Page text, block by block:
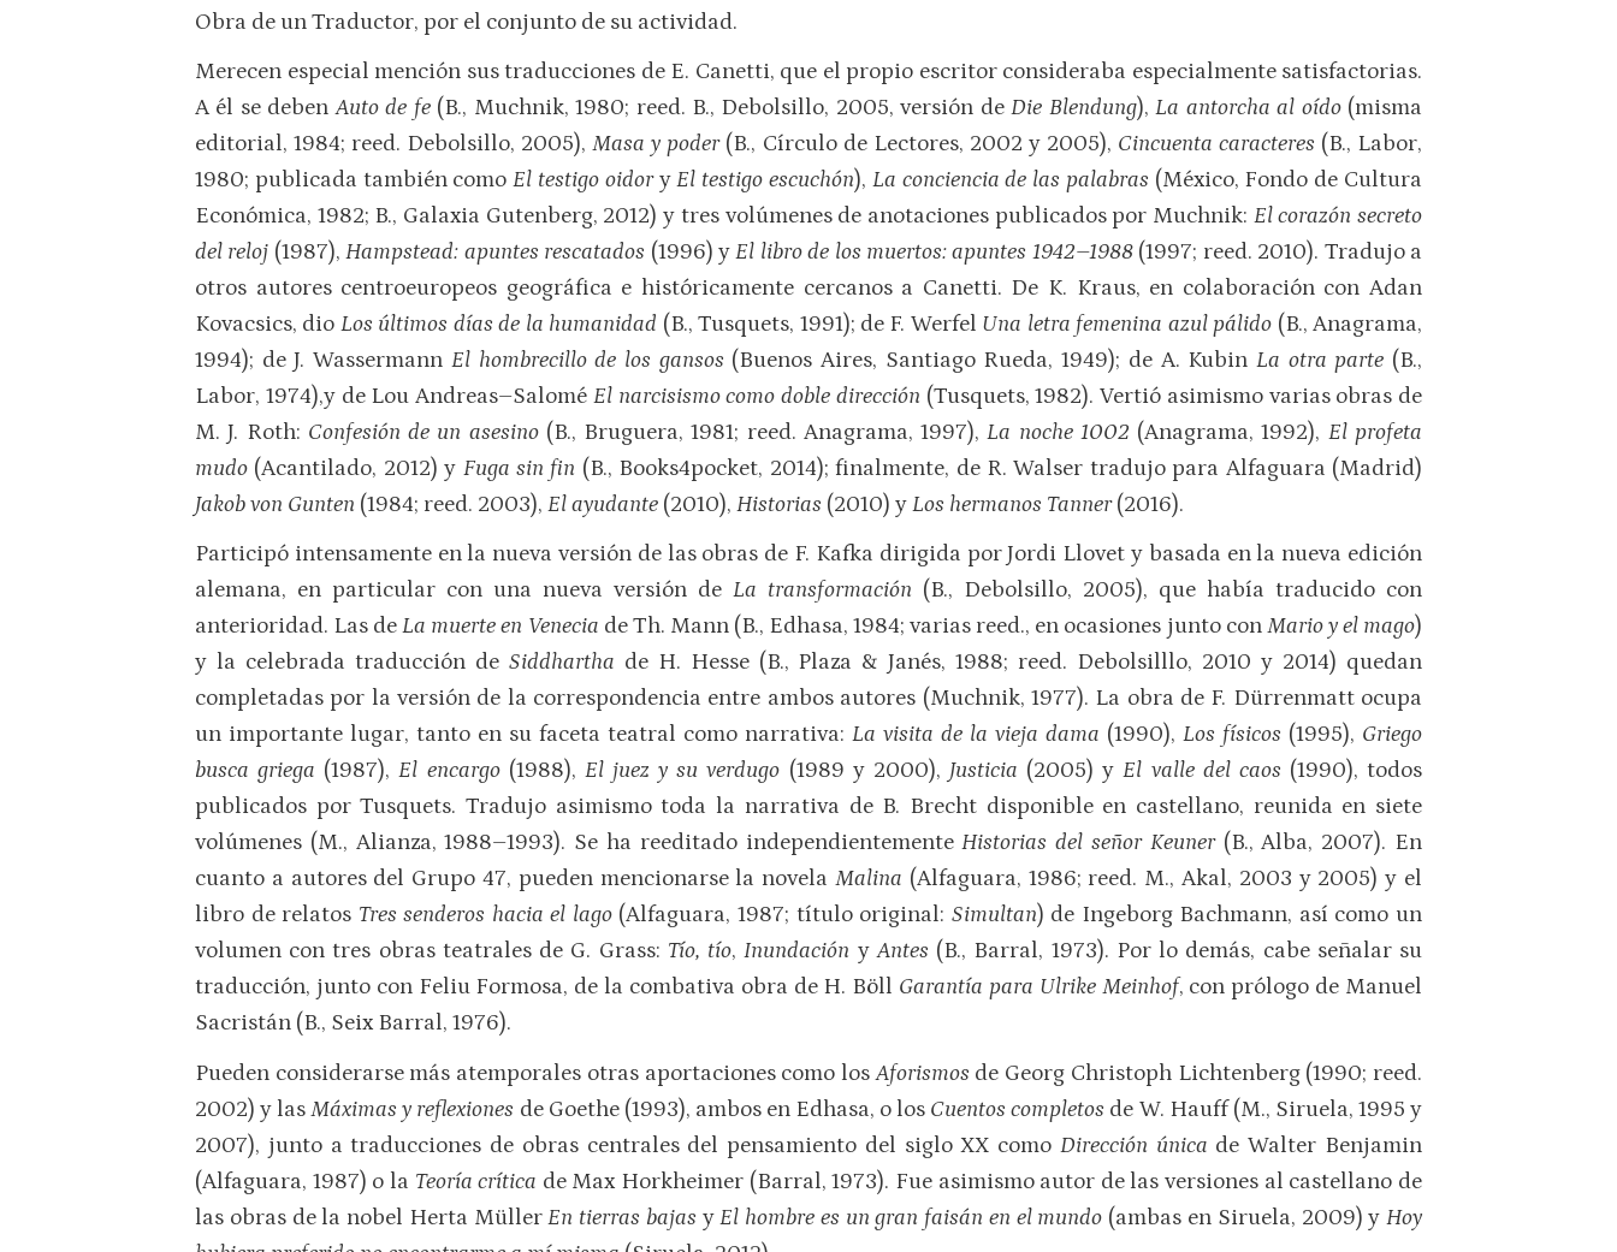
Obra de un Traductor, por el conjunto de su actividad.
Merecen especial mención sus traducciones de E. Canetti, que el propio escritor consideraba especialmente satisfactorias.
A él se debenAuto de fe (B., Muchnik, 1980; reed. B., Debolsillo, 2005, versión deDie Blendung),La antorcha al oído (misma
editorial, 1984; reed. Debolsillo, 2005),Masa y poder (B., Círculo de Lectores, 2002 y 2005), Cincuenta caracteres (B., Labor,
1980; publicada también comoEl testigo oidoryEl testigo escuchón), La conciencia de las palabras (México, Fondo de Cultura
Económica, 1982; B., Galaxia Gutenberg, 2012) y tres volúmenes de anotaciones publicados por Muchnik: El corazón secreto
del reloj (1987),Hampstead: apuntes rescatados (1996) yEl libro de los muertos: apuntes 1942–1988 (1997; reed. 2010). Tradujo a
otros autores centroeuropeos geográfica e históricamente cercanos a Canetti. De K. Kraus, en colaboración con Adan
Kovacsics, dio Los últimos días de la humanidad (B., Tusquets, 1991); de F. Werfel Una letra femenina azul pálido (B., Anagrama,
1994); de J. Wassermann El hombrecillo de los gansos (Buenos Aires, Santiago Rueda, 1949); de A. Kubin La otra parte (B.,
Labor, 1974),y de Lou Andreas–Salomé El narcisismo como doble dirección (Tusquets, 1982). Vertió asimismo varias obras de
M. J. Roth: Confesión de un asesino(B., Bruguera, 1981; reed. Anagrama, 1997),La noche 1002 (Anagrama, 1992), El profeta
mudo (Acantilado, 2012) y Fuga sin fin (B., Books4pocket, 2014); finalmente, de R. Walser tradujo para Alfaguara (Madrid)
Jakob von Gunten (1984; reed. 2003), El ayudante (2010), Historias (2010) yLos hermanos Tanner(2016).
Participó intensamente en la nueva versión de las obras de F. Kafka dirigida por Jordi Llovet y basada en la nueva edición
alemana, en particular con una nueva versión de La transformación (B., Debolsillo, 2005), que había traducido con
anterioridad. Las deLa muerte en Venecia de Th. Mann (B., Edhasa, 1984; varias reed., en ocasiones junto conMario y el mago)
y la celebrada traducción de Siddhartha de H. Hesse (B., Plaza & Janés, 1988; reed. Debolsilllo, 2010 y 2014) quedan
completadas por la versión de la correspondencia entre ambos autores (Muchnik, 1977). La obra de F. Dürrenmatt ocupa
un importante lugar, tanto en su faceta teatral como narrativa: La visita de la vieja dama (1990), Los físicos (1995), Griego
busca griega (1987),El encargo (1988), El juez y su verdugo (1989 y 2000), Justicia (2005) yEl valle del caos (1990), todos
publicados por Tusquets. Tradujo asimismo toda la narrativa de B. Brecht disponible en castellano, reunida en siete
volúmenes (M., Alianza, 1988–1993). Se ha reeditado independientementeHistorias del señor Keuner(B., Alba, 2007). En
cuanto a autores del Grupo 47, pueden mencionarse la novela Malina (Alfaguara, 1986; reed. M., Akal, 2003 y 2005) y el
libro de relatos Tres senderos hacia el lago (Alfaguara, 1987; título original: Simultan) de Ingeborg Bachmann, así como un
volumen con tres obras teatrales de G. Grass: Tío, tío,Inundación yAntes (B., Barral, 1973). Por lo demás, cabe señalar su
traducción, junto con Feliu Formosa, de la combativa obra de H. Böll Garantía para Ulrike Meinhof, con prólogo de Manuel
Sacristán (B., Seix Barral, 1976).
Pueden considerarse más atemporales otras aportaciones como losAforismos de Georg Christoph Lichtenberg (1990; reed.
2002) y lasMáximas y reflexiones de Goethe (1993), ambos en Edhasa, o los Cuentos completos de W. Hauff (M., Siruela, 1995 y
2007), junto a traducciones de obras centrales del pensamiento del siglo XX como Dirección única de Walter Benjamin
(Alfaguara, 1987) o la Teoría crítica de Max Horkheimer (Barral, 1973). Fue asimismo autor de las versiones al castellano de
las obras de la nobel Herta MüllerEn tierras bajas yEl hombre es un gran faisán en el mundo (ambas en Siruela, 2009) yHoy